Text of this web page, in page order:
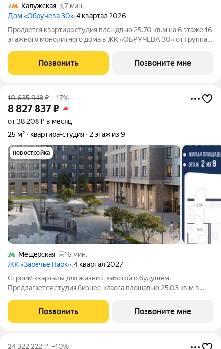
Калужская
7 мин.
Дом «Обручева 30», 4 квартал 2026
Продается квартира студия площадью 25.70 кв.м на 6 этаже 16
этажного монолитного дома в ЖК «ОБРУЧЕВА 30» от Группа
ЮЗАО и шаговой доступности от станции метро «Калужская».
Два корпуса
Позвонить Позвоните мне
10 635 948₽ –17%
8 827 837₽
от 38 208 ₽ в месяц
25 м²
квартира-студия 2 этаж из 9
новостройка
Мещерская
16 мин.
ЖК «Заречье Парк», 4 квартал 2027
Строим кварталы для жизни с заботой о будущем.
Предлагается студия бизнес-класса площадью 25.03 кв.м в
"Заречье Парк".Квартира сдается с отделкой из качественных
материалов: так, в ванных и
Позвонить Позвоните мне
24 322 222₽ –10%